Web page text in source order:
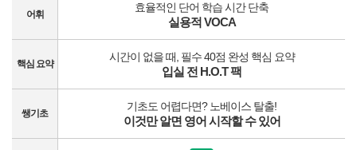
어휘
효율적인 단어 학습 시간 단축
실용적 VOCA
핵심 요약
시간이 없을 때, 필수 40점 완성 핵심 요약
입실 전 H.O.T 팩
쌩기초
기초도 어렵다면? 노베이스 탈출!
이것만 알면 영어 시작할 수 있어